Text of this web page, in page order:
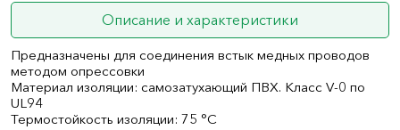
Описание и характеристики
Предназначены для соединения встык медных проводов
методом опрессовки
Материал изоляции: самозатухающий ПВХ. Класс V-0 по
UL94
Термостойкость изоляции: 75 °C